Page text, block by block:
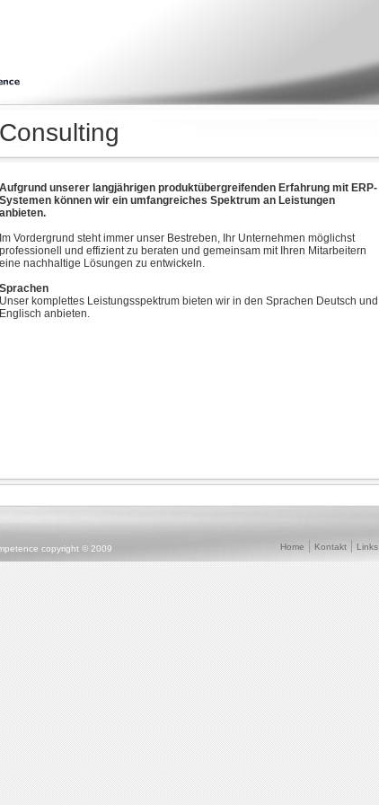
Consulting
Aufgrund unserer langjährigen produktübergreifenden Erfahrung mit ERP-
Systemen können wir ein umfangreiches Spektrum an Leistungen
anbieten.
Im Vordergrund steht immer unser Bestreben, Ihr Unternehmen möglichst
professionell und effizient zu beraten und gemeinsam mit Ihren Mitarbeitern
eine nachhaltige Lösungen zu entwickeln.
Sprachen
Unser komplettes Leistungsspektrum bieten wir in den Sprachen Deutsch und
Englisch anbieten.
copyright © 2009 Home Kontakt Links